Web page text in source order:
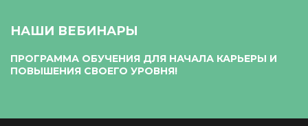
НАШИ ВЕБИНАРЫ
ПРОГРАММА ОБУЧЕНИЯ ДЛЯ НАЧАЛА КАРЬЕРЫ И
ПОВЫШЕНИЯ СВОЕГО УРОВНЯ!